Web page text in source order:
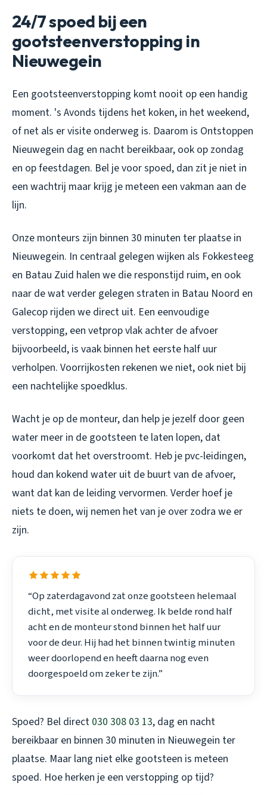
24/7 spoed bij een
gootsteenverstopping in
Nieuwegein
Een gootsteenverstopping komt nooit op een handig
moment. 's Avonds tijdens het koken, in het weekend,
of net als er visite onderweg is. Daarom is Ontstoppen
Nieuwegein dag en nacht bereikbaar, ook op zondag
en op feestdagen. Bel je voor spoed, dan zit je niet in
een wachtrij maar krijg je meteen een vakman aan de
lijn.
Onze monteurs zijn binnen 30 minuten ter plaatse in
Nieuwegein. In centraal gelegen wijken als Fokkesteeg
en Batau Zuid halen we die responstijd ruim, en ook
naar de wat verder gelegen straten in Batau Noord en
Galecop rijden we direct uit. Een eenvoudige
verstopping, een vetprop vlak achter de afvoer
bijvoorbeeld, is vaak binnen het eerste half uur
verholpen. Voorrijkosten rekenen we niet, ook niet bij
een nachtelijke spoedklus.
Wacht je op de monteur, dan help je jezelf door geen
water meer in de gootsteen te laten lopen, dat
voorkomt dat het overstroomt. Heb je pvc-leidingen,
houd dan kokend water uit de buurt van de afvoer,
want dat kan de leiding vervormen. Verder hoef je
niets te doen, wij nemen het van je over zodra we er
zijn.
“Op zaterdagavond zat onze gootsteen helemaal
dicht, met visite al onderweg. Ik belde rond half
acht en de monteur stond binnen het half uur
voor de deur. Hij had het binnen twintig minuten
weer doorlopend en heeft daarna nog even
doorgespoeld om zeker te zijn.”
Spoed? Bel direct 030 308 03 13, dag en nacht
bereikbaar en binnen 30 minuten in Nieuwegein ter
plaatse. Maar lang niet elke gootsteen is meteen
spoed. Hoe herken je een verstopping op tijd?